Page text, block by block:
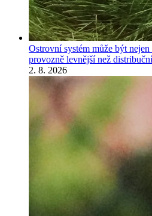
Ostrovní systém může být nejen
provozně levnější než
2. 8. 2026